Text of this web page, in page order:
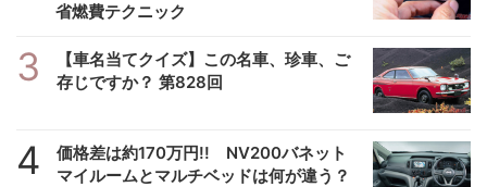
省燃費テクニック
3
【車名当てクイズ】この名車、珍車、ご
存じですか？ 第828回
4
価格差は約170万円!! NV200バネット
マイルームとマルチベッドは何が違う？